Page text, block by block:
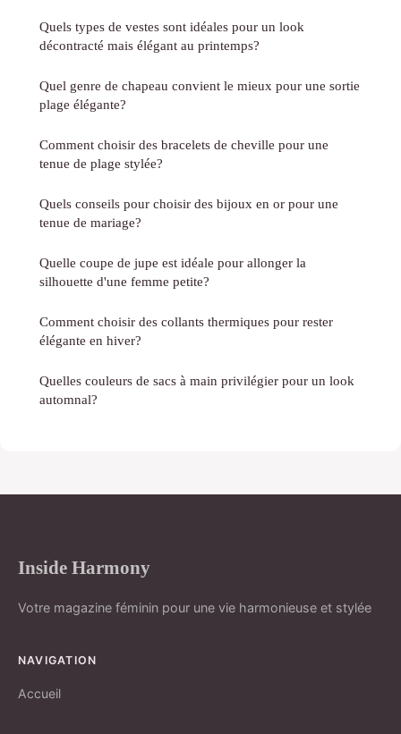
Quels types de vestes sont idéales pour un look
décontracté mais élégant au printemps?
Quel genre de chapeau convient le mieux pour une sortie
plage élégante?
Comment choisir des bracelets de cheville pour une
tenue de plage stylée?
Quels conseils pour choisir des bijoux en or pour une
tenue de mariage?
Quelle coupe de jupe est idéale pour allonger la
silhouette d'une femme petite?
Comment choisir des collants thermiques pour rester
élégante en hiver?
Quelles couleurs de sacs à main privilégier pour un look
automnal?
Inside Harmony
Votre magazine féminin pour une vie harmonieuse et stylée
NAVIGATION
Accueil